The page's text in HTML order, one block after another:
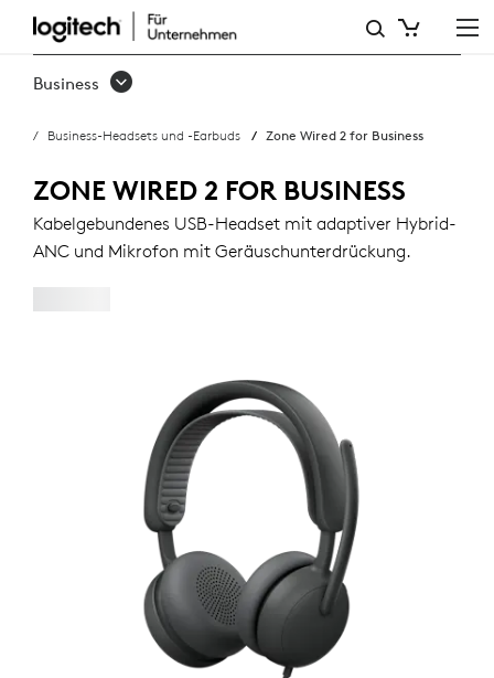
ZONE
WIRED
FOR
BUSINESS
Business
Business-Headsets und -Earbuds Zone Wired 2 for Business
ZONE WIRED 2 FOR BUSINESS
Kabelgebundenes USB-Headset mit adaptiver Hybrid-
ANC und Mikrofon mit Geräuschunterdrückung.